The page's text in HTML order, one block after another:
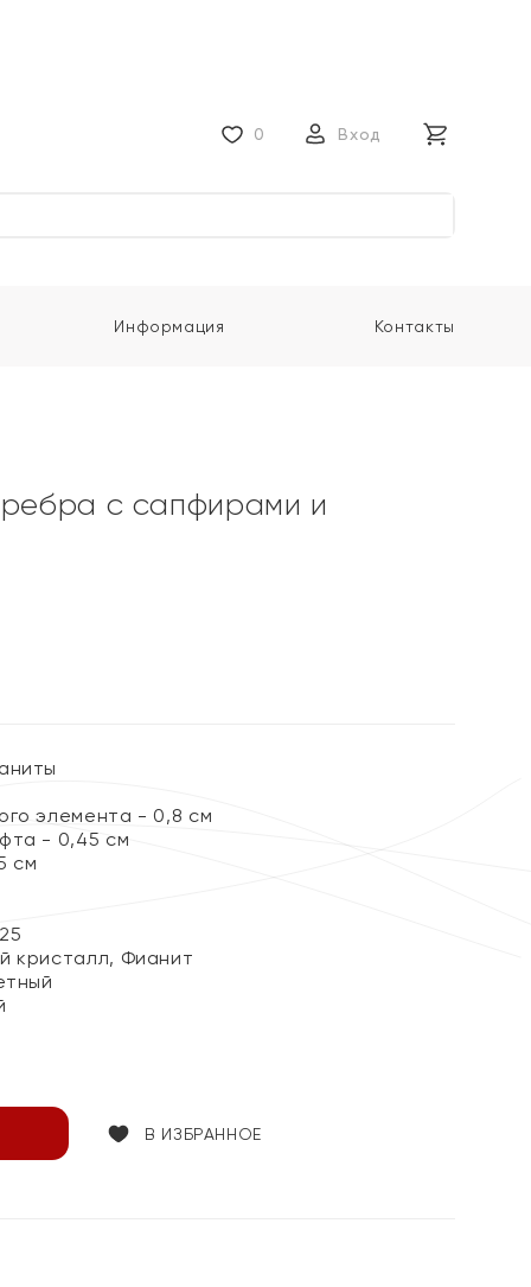
0 Вход
Информация Контакты
с сапфирами и
элемента - 0,8 см
- 0,45 см
см
кристалл, Фианит
В ИЗБРАННОЕ